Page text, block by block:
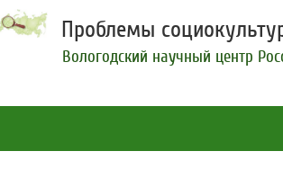
Проблемы
Вологодский научный центр